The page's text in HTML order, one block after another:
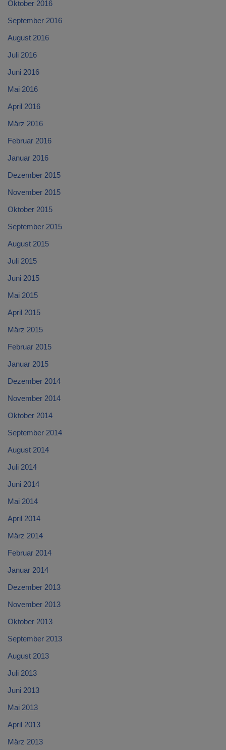
Oktober 2016
September 2016
August 2016
Juli 2016
Juni 2016
Mai 2016
April 2016
März 2016
Februar 2016
Januar 2016
Dezember 2015
November 2015
Oktober 2015
September 2015
August 2015
Juli 2015
Juni 2015
Mai 2015
April 2015
März 2015
Februar 2015
Januar 2015
Dezember 2014
November 2014
Oktober 2014
September 2014
August 2014
Juli 2014
Juni 2014
Mai 2014
April 2014
März 2014
Februar 2014
Januar 2014
Dezember 2013
November 2013
Oktober 2013
September 2013
August 2013
Juli 2013
Juni 2013
Mai 2013
April 2013
März 2013